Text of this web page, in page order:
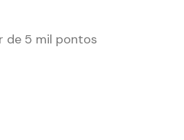
de 5 mil pontos